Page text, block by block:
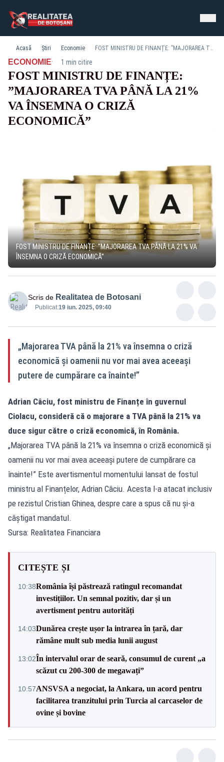
Acasă Știri Economie FOST MINISTRU DE FINANȚE: ”MAJORAREA TVA PÂNĂ LA 21% VA ÎNSEMNA O CRIZĂ ECONOMICĂ”
ECONOMIE· 1 min citire
FOST MINISTRU DE FINANȚE:
”MAJORAREA TVA PÂNĂ LA 21%
VA ÎNSEMNA O CRIZĂ
ECONOMICĂ”
FOST MINISTRU DE FINANȚE: ”MAJORAREA TVA PÂNĂ LA 21% VA
ÎNSEMNA O CRIZĂ ECONOMICĂ”
Scris de Realitatea de Botosani
Publicat:19 iun. 2025, 09:40
„Majorarea TVA până la 21% va însemna o criză
economică și oamenii nu vor mai avea aceeași
putere de cumpărare ca înainte!”
Adrian Câciu, fost ministru de Finanțe în guvernul
Ciolacu, consideră că o majorare a TVA până la 21% va
duce sigur către o criză economică, în România.
„Majorarea TVA până la 21% va însemna o criză economică și
oamenii nu vor mai avea aceeași putere de cumpărare ca
înainte!” Este avertismentul momentului lansat de fostul
ministru al Finanțelor, Adrian Câciu. Acesta l-a atacat inclusiv
pe rezistul Cristian Ghinea, despre care a spus că nu și-a
câștigat mandatul.
Sursa: Realitatea Financiara
CITEȘTE ȘI
10:38România își păstrează ratingul recomandat
investițiilor. Un semnal pozitiv, dar și un
avertisment pentru autorități
14:03Dunărea crește ușor la intrarea în țară, dar
rămâne mult sub media lunii august
13:02În intervalul orar de seară, consumul de curent „a
scăzut cu 200-300 de megawați”
10:57ANSVSA a negociat, la Ankara, un acord pentru
facilitarea tranzitului prin Turcia al carcaselor de
ovine și bovine